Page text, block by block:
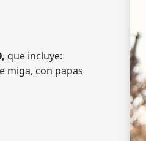
que incluye:
miga, con papas